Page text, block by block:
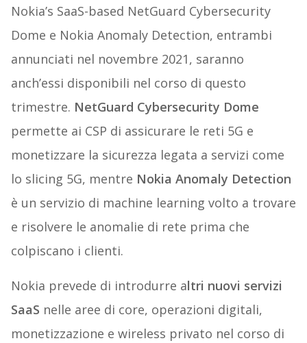
Nokia’s SaaS-based NetGuard Cybersecurity
Dome e Nokia Anomaly Detection, entrambi
annunciati nel novembre 2021, saranno
anch’essi disponibili nel corso di questo
trimestre. NetGuard Cybersecurity Dome
permette ai CSP di assicurare le reti 5G e
monetizzare la sicurezza legata a servizi come
lo slicing 5G, mentre Nokia Anomaly Detection
è un servizio di machine learning volto a trovare
e risolvere le anomalie di rete prima che
colpiscano i clienti.
Nokia prevede di introdurre altri nuovi servizi
SaaS nelle aree di core, operazioni digitali,
monetizzazione e wireless privato nel corso di